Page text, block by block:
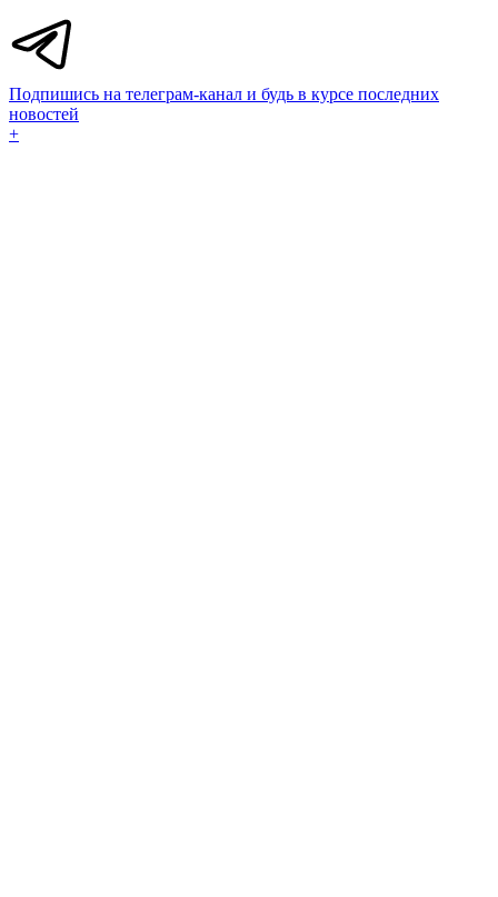
Подпишись на телеграм-канал и будь в курсе последних
новостей
+